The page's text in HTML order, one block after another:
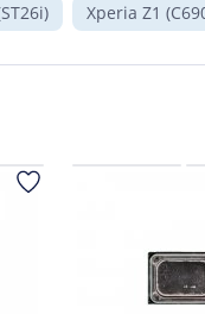
Xperia Z1
Xperia Tipo Dual (ST21i2)